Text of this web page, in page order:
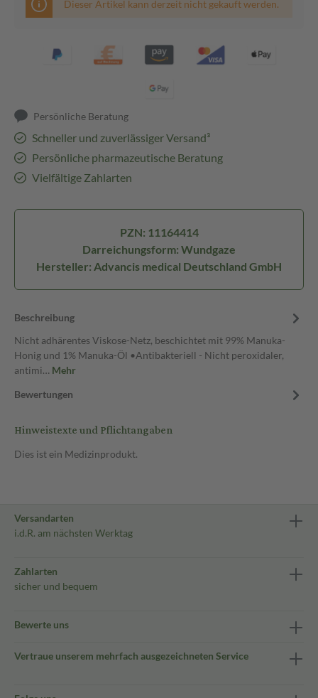
Dieser Artikel kann derzeit nicht gekauft werden.
Persönliche Beratung
Schneller und zuverlässiger Versand³
Persönliche pharmazeutische Beratung
Vielfältige Zahlarten
PZN: 11164414
Darreichungsform: Wundgaze
Hersteller: Advancis medical Deutschland GmbH
Beschreibung
Nicht adhärentes Viskose-Netz, beschichtet mit 99% Manuka-
Honig und 1% Manuka-Öl •Antibakteriell - Nicht peroxidaler,
antimi… Mehr
Bewertungen
Hinweistexte und Pflichtangaben
Dies ist ein Medizinprodukt.
Versandarten
i.d.R. am nächsten Werktag
Zahlarten
sicher und bequem
Bewerte uns
Vertraue unserem mehrfach ausgezeichneten Service